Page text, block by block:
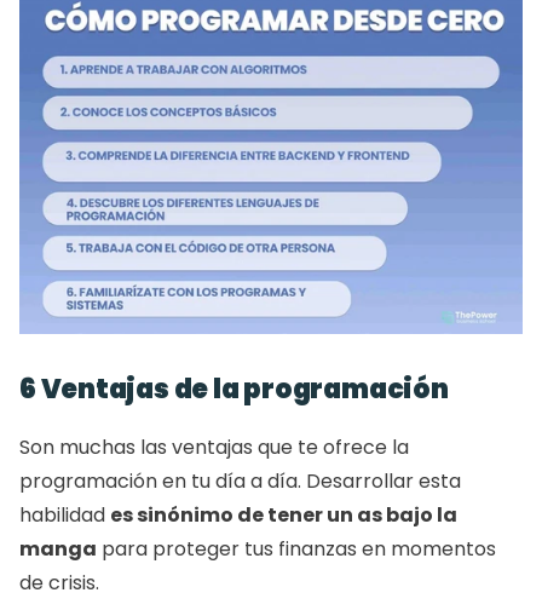
6 Ventajas de la programación
Son muchas las ventajas que te ofrece la
programación en tu día a día. Desarrollar esta
habilidad es sinónimo de tener un as bajo la
manga para proteger tus finanzas en momentos
de crisis.